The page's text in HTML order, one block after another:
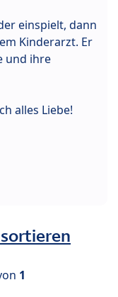
einspielt, dann
Kinderarzt. Er
und ihre
alles Liebe!
1